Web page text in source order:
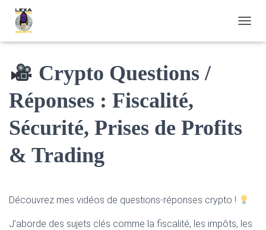
Crypto Questions /
Réponses : Fiscalité,
Sécurité, Prises de Profits
& Trading
Découvrez mes vidéos de questions-réponses crypto !
J’aborde des sujets clés comme la fiscalité, les impôts, les